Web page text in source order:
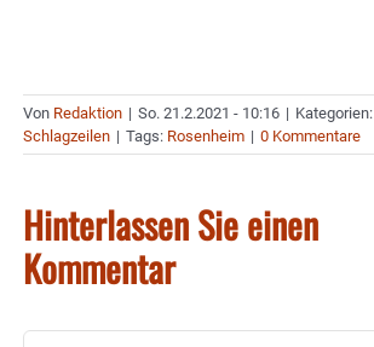
Von Redaktion | So. 21.2.2021 - 10:16 | Kategorien:
Schlagzeilen | Tags: Rosenheim | 0 Kommentare
Hinterlassen Sie einen
Kommentar